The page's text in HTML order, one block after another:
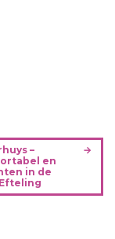
–
en
in de